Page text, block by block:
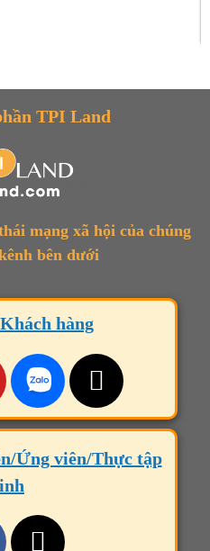
TPI Land
mạng xã hội của chúng
bên dưới
hàng
Ứng viên/Thực tập